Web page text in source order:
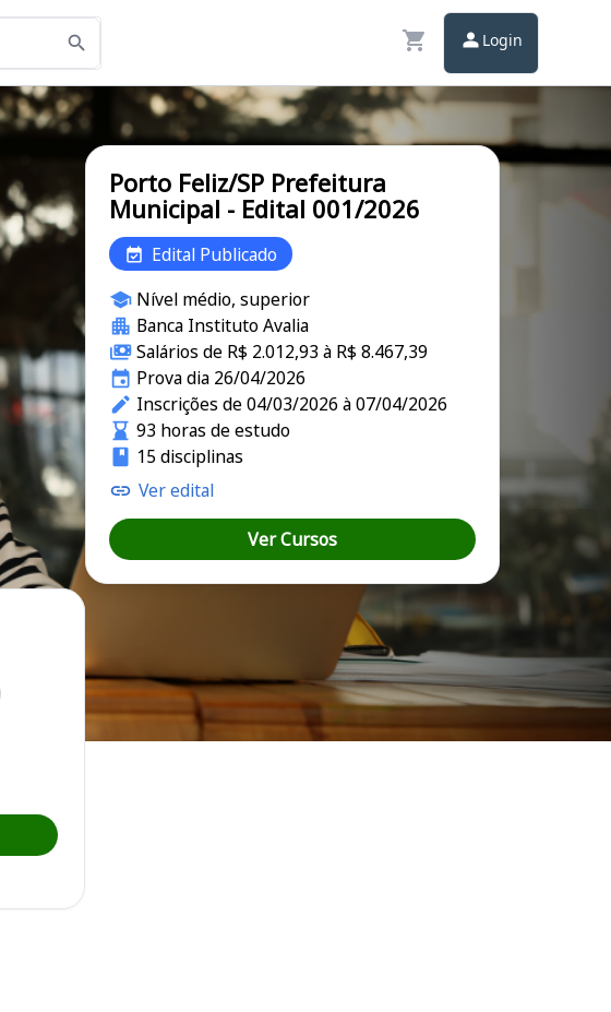
Login
Porto Feliz/SP Prefeitura
Municipal - Edital 001/2026
Edital Publicado
Nível médio, superior
Banca Instituto Avalia
Salários de R$ 2.012,93 à R$ 8.467,39
Prova dia 26/04/2026
Inscrições de 04/03/2026 à 07/04/2026
93 horas de estudo
15 disciplinas
Ver edital
Ver Cursos